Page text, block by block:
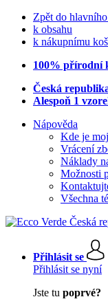
Zpět do
k obsahu
k nákupnímu
100% přírodní
Česká
Alespoň 1
Nápověda
Kde je
Vrácení
Náklady
Možnosti
Všechna
Přihlásit se
Přihlásit se nyní
Jste tu poprvé?